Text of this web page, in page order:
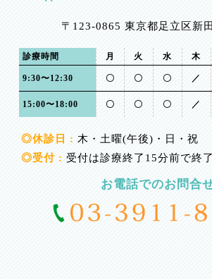
〒123-0865 東京都足立区新
診療時間 月 火 水 木
9:30〜12:30 〇 〇 〇 ／
15:00〜18:00 〇 〇 〇 ／
◎休診日 : 木・土曜(午後)・日・祝
◎受付 : 受付は診療終了15分前で終
お電話でのお問合